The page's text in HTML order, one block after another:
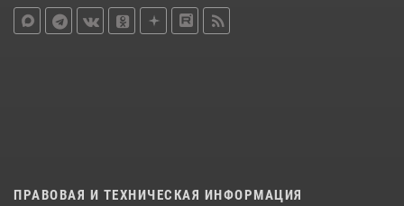
ПРАВОВАЯ И ТЕХНИЧЕСКАЯ ИНФОРМАЦИЯ